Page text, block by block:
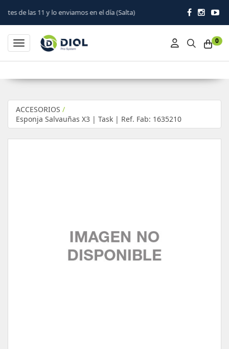
y lo enviamos en el día (Salta)
0
Toggle navigation
ACCESORIOS /
Esponja Salvauñas X3 | Task | Ref. Fab: 1635210